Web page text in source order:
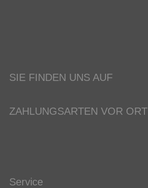
SIE FINDEN UNS AUF
ZAHLUNGSARTEN VOR ORT
Service